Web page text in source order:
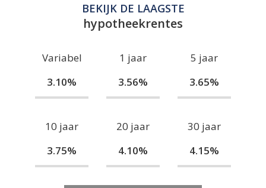
BEKIJK DE LAAGSTE
hypotheekrentes
Variabel
3.10%
1 jaar
3.56%
5 jaar
3.65%
10 jaar
3.75%
20 jaar
4.10%
30 jaar
4.15%